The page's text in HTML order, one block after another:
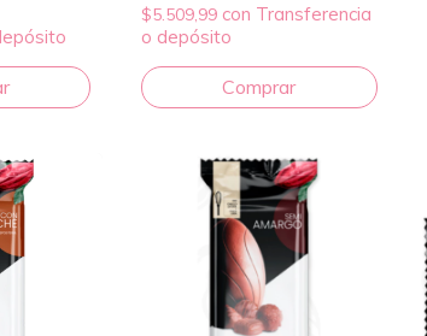
$5.509,99 con Transferencia
o depósito